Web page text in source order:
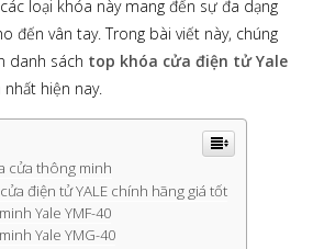
loại khóa này mang đến sự đa dạng
đến vân tay. Trong bài viết này, chúng
danh sách top khóa cửa điện tử Yale
hiện nay.
cửa thông minh
điện tử YALE chính hãng giá tốt
Yale YMF-40
Yale YMG-40